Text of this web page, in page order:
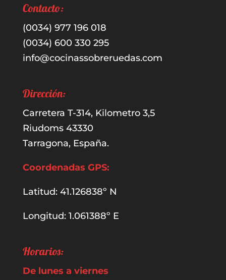
Contacto:
(0034) 977 196 018
(0034) 600 330 295
info@cocinassobreruedas.com
Dirección:
Carretera T-314, Kilometro 3,5
Riudoms 43330
Tarragona, España.
Coordenadas GPS:
Latitud: 41.126838º N
Longitud: 1.061388º E
Horarios:
De lunes a viernes